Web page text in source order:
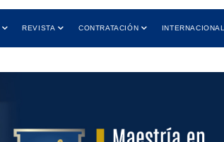
REVISTA CONTRATACIÓN